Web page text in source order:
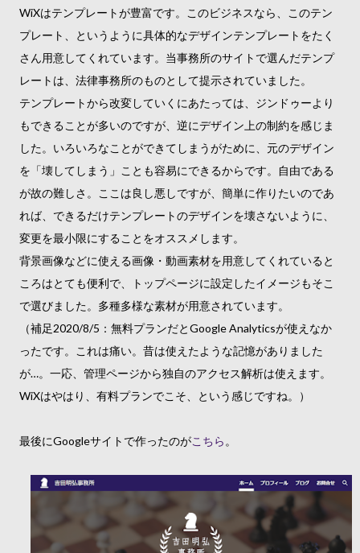
WiXはテンプレートが豊富です。このビジネスなら、このテン
プレート、というように具体的なデザインテンプレートをたく
さん用意してくれています。当事務所のサイトで選んだテンプ
レートは、法律事務所のものとして提示されていました。
テンプレートから改変していくにあたっては、ジンドゥーより
もできることが多いのですが、逆にデザイン上の制約を感じま
した。いろいろなことができてしまうがために、元のデザイン
を「壊してしまう」ことも容易にできるからです。自由である
が故の難しさ。ここは良し悪しですが、簡単に作りたいのであ
れば、できるだけテンプレートのデザインを壊さないように、
変更を最小限にすることをオススメします。
背景画像などに使える画像・動画素材を用意してくれていると
ころはとても便利で、トップページに設定したイメージもそこ
で選びました。多種多様な素材が用意されています。
（補足2020/8/5：無料プランだとGoogle Analyticsが使えなか
ったです。これは痛い。昔は使えたような記憶がありました
が…。一応、管理ページから独自のアクセス解析は使えます。
WiXはやはり、有料プランでこそ、という感じですね。）
最後にGoogleサイトで作ったのがこちら 。